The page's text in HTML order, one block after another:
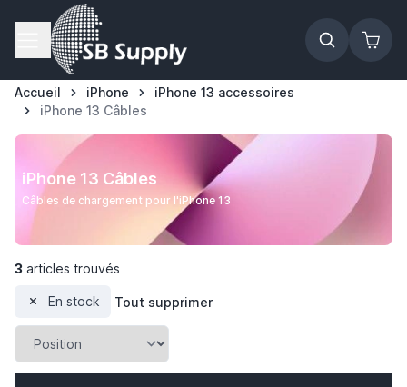
Allez au contenu
Accueil iPhone
iPhone 13 accessoires
iPhone 13 Câbles
iPhone 13 Câbles
Câbles de chargement pour l'iPhone 13
3 articles trouvés
En stock Tout supprimer